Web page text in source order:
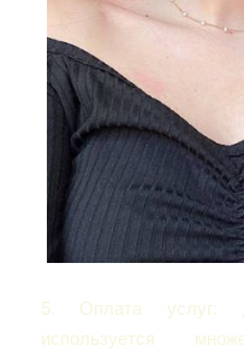
5. Оплата услуг:
используется